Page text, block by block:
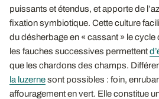
puissants et étendus, et apporte de
fixation symbiotique. Cette culture
du désherbage en « cassant » le
les fauches successives permettent
que les chardons des champs.
la luzernesont possibles : foin,
affouragement en vert. Elle constitue